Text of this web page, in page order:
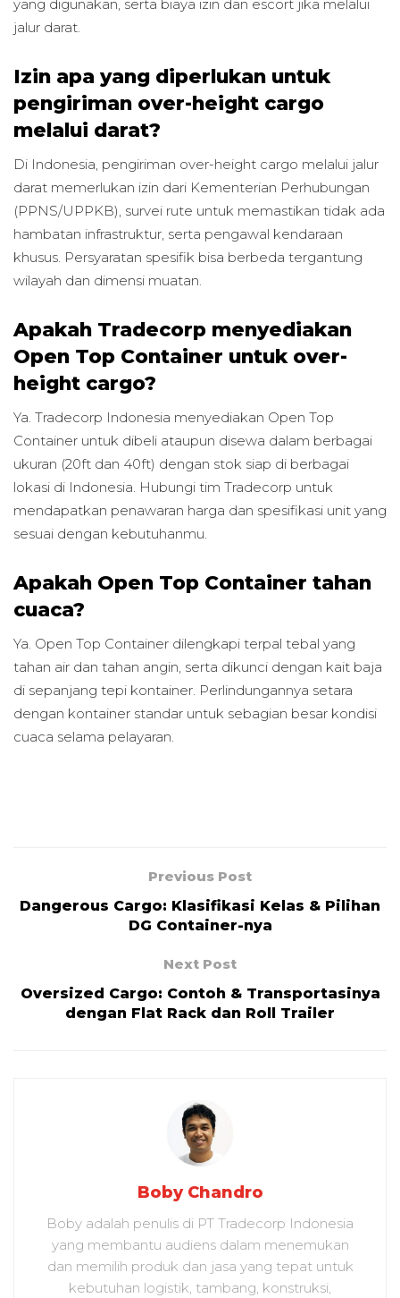
yang digunakan, serta biaya izin dan escort jika melalui
jalur darat.
Izin apa yang diperlukan untuk
pengiriman over-height cargo
melalui darat?
Di Indonesia, pengiriman over-height cargo melalui jalur
darat memerlukan izin dari Kementerian Perhubungan
(PPNS/UPPKB), survei rute untuk memastikan tidak ada
hambatan infrastruktur, serta pengawal kendaraan
khusus. Persyaratan spesifik bisa berbeda tergantung
wilayah dan dimensi muatan.
Apakah Tradecorp menyediakan
Open Top Container untuk over-
height cargo?
Ya. Tradecorp Indonesia menyediakan Open Top
Container untuk dibeli ataupun disewa dalam berbagai
ukuran (20ft dan 40ft) dengan stok siap di berbagai
lokasi di Indonesia. Hubungi tim Tradecorp untuk
mendapatkan penawaran harga dan spesifikasi unit yang
sesuai dengan kebutuhanmu.
Apakah Open Top Container tahan
cuaca?
Ya. Open Top Container dilengkapi terpal tebal yang
tahan air dan tahan angin, serta dikunci dengan kait baja
di sepanjang tepi kontainer. Perlindungannya setara
dengan kontainer standar untuk sebagian besar kondisi
cuaca selama pelayaran.
Previous Post
Dangerous Cargo: Klasifikasi Kelas & Pilihan
DG Container-nya
Next Post
Oversized Cargo: Contoh & Transportasinya
dengan Flat Rack dan Roll Trailer
Boby Chandro
Boby adalah penulis di PT Tradecorp Indonesia
yang membantu audiens dalam menemukan
dan memilih produk dan jasa yang tepat untuk
kebutuhan logistik, tambang, konstruksi,